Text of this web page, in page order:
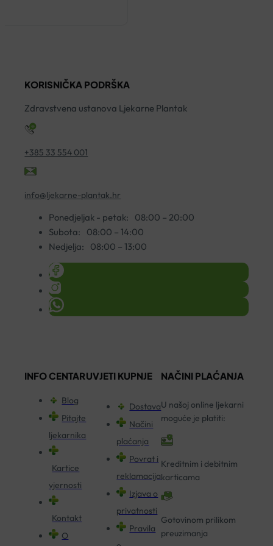
KORISNIČKA PODRŠKA
Zdravstvena ustanova Ljekarne Plantak
+385 33 554 001
info@ljekarne-plantak.hr
Ponedjeljak - petak:
08:00 – 20:00
Subota:
08:00 – 14:00
Nedjelja:
08:00 – 13:00
INFO CENTAR
Blog
Pitajte
ljekarnika
Kartice
vjernosti
Kontakt
O
UVJETI KUPNJE
Dostava
Načini
plaćanja
Povrat i
reklamacija
Izjava o
privatnosti
Pravila
NAČINI PLAĆANJA
U našoj online ljekarni
moguće je platiti:
Kreditnim i debitnim
karticama
Gotovinom prilikom
preuzimanja